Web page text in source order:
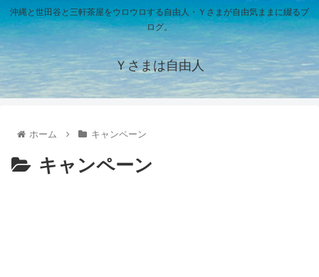
沖縄と世田谷と三軒茶屋をウロウロする自由人・Ｙさまが自由気ままに綴るブ
ログ。
Ｙさまは自由人
ホーム キャンペーン
キャンペーン